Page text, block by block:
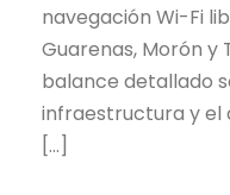
navegación Wi-Fi
Guarenas, Morón y
balance detallado
infraestructura y el
[…]